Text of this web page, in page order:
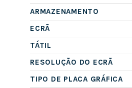
ARMAZENAMENTO
ECRÃ
TÁTIL
RESOLUÇÃO DO ECRÃ
TIPO DE PLACA GRÁFICA